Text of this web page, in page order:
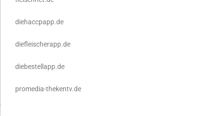
diehaccpapp.de
diefleischerapp.de
diebestellapp.de
promedia-thekentv.de